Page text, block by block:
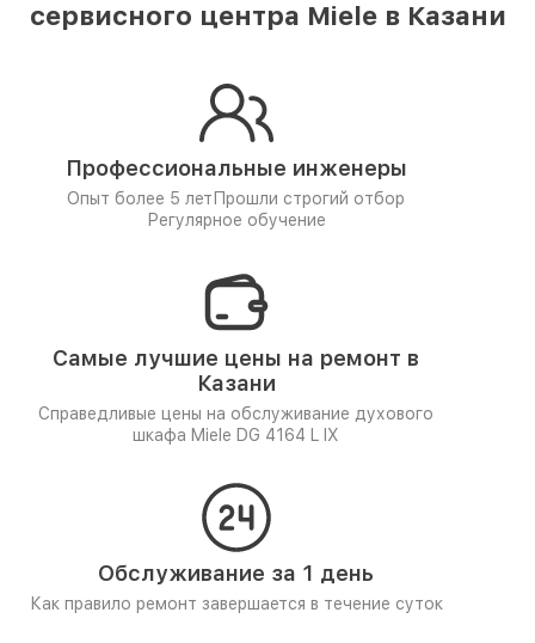
сервисного центра Miele в Казани
Профессиональные инженеры
Опыт более 5 лет Прошли строгий отбор
Регулярное обучение
Самые лучшие цены на ремонт в
Казани
Справедливые цены на обслуживание духового
шкафа Miele DG 4164 L IX
Обслуживание за 1 день
Как правило ремонт завершается в течение суток